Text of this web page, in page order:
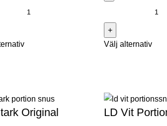
Välj alternativ
Original LD Vit